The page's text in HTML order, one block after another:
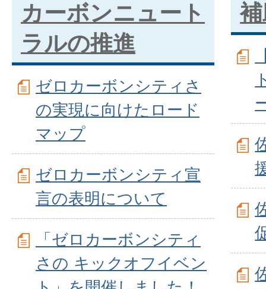
カーボンニュート
ラルの推進
ゼロカーボンシティさ
の実現に向けたロード
マップ
ゼロカーボンシティ宣
言の表明について
「ゼロカーボンシティ
さの キックオフイベン